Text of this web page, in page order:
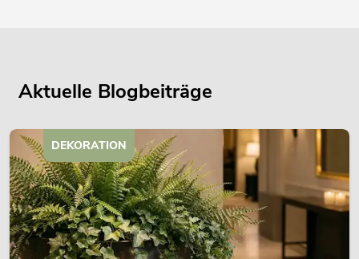
Aktuelle Blogbeiträge
DEKORATION